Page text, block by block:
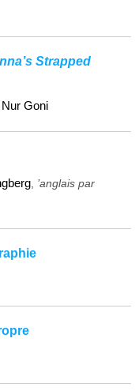
Strapped
Goni
’anglais par